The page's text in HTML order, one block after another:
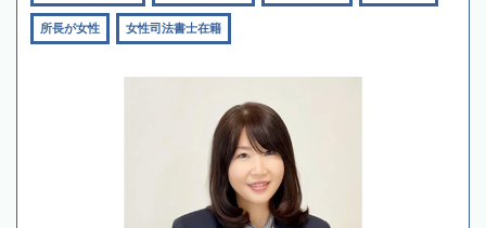
所長が女性 女性司法書士在籍